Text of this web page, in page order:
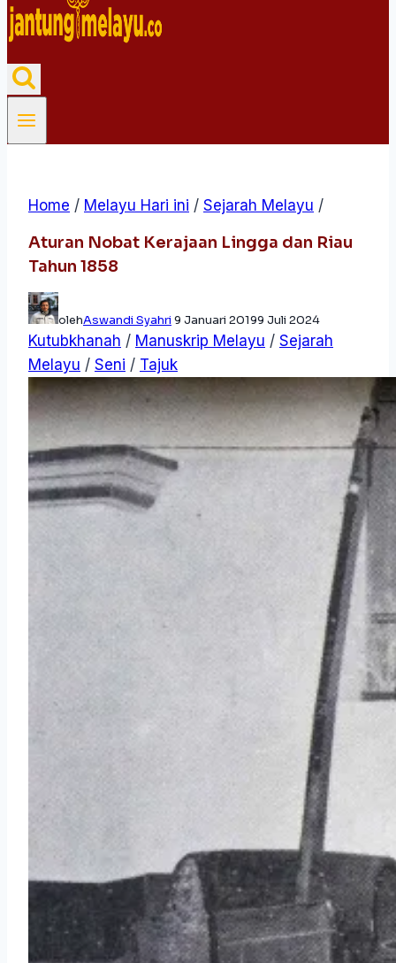
Home / Melayu Hari ini / Sejarah Melayu /
Aturan Nobat Kerajaan Lingga dan Riau
Tahun 1858
olehAswandi Syahri 9 Januari 20199 Juli 2024
Kutubkhanah / Manuskrip Melayu / Sejarah
Melayu / Seni / Tajuk